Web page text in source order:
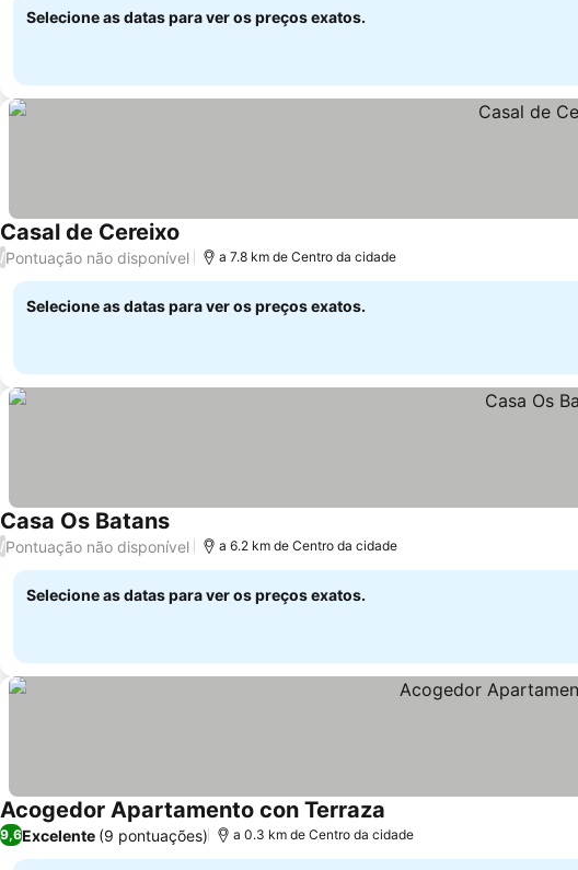
Selecione as datas para ver os preços exatos.
Casal de Cereixo
/Pontuação não disponível a 7.8 km de Centro da cidade
Selecione as datas para ver os preços exatos.
Casa Os Batans
/Pontuação não disponível a 6.2 km de Centro da cidade
Selecione as datas para ver os preços exatos.
Acogedor Apartamento con Terraza
9,6Excelente (9 pontuações) a 0.3 km de Centro da cidade